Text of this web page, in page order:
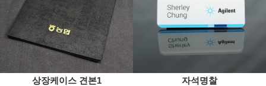
상장케이스 견본1 자석명찰